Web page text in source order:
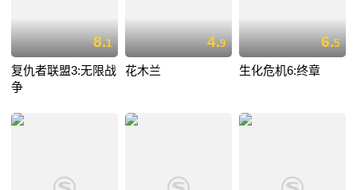
8.1
复仇者联盟3:无限战
争
4.9
花木兰
6.5
生化危机6:终章